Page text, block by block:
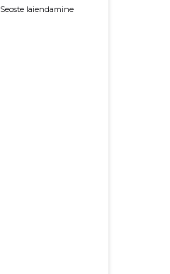
Seoste laiendamine